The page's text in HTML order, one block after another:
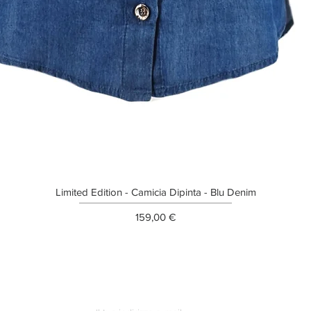
Limited Edition - Camicia Dipinta - Blu Denim
Prezzo
159,00 €